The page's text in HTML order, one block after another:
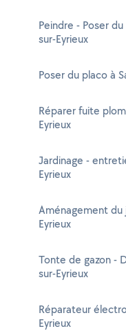
Peindre - Poser
sur-Eyrieux
Poser du placo à
Réparer fuite
Eyrieux
Jardinage -
Eyrieux
Aménagement du
Eyrieux
Tonte de gazon -
sur-Eyrieux
Réparateur
Eyrieux